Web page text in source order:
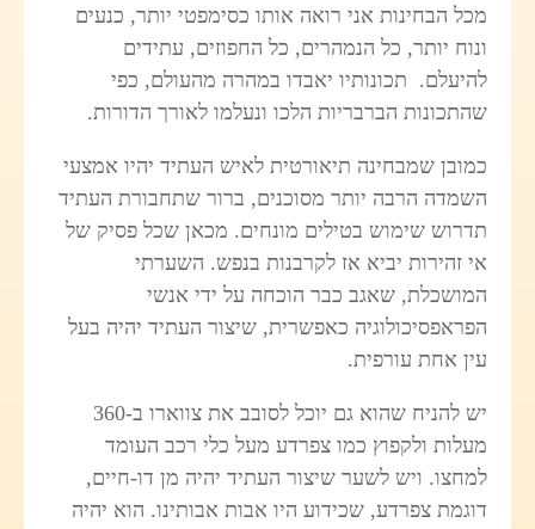
מכל הבחינות אני רואה אותו כסימפטי יותר, כנעים
ונוח יותר, כל הנמהרים, כל החפוזים, עתידים
להיעלם. תכונותיו יאבדו במהרה מהעולם, כפי
שהתכונות הברבריות הלכו ונעלמו לאורך הדורות.
כמובן שמבחינה תיאורטית לאיש העתיד יהיו אמצעי
השמדה הרבה יותר מסוכנים, ברור שתחבורת העתיד
תדרוש שימוש בטילים מונחים. מכאן שכל פסיק של
אי זהירות יביא אז לקרבנות בנפש. השערתי
המושכלת, שאגב כבר הוכחה על ידי אנשי
הפראפסיכולוגיה כאפשרית, שיצור העתיד יהיה בעל
עין אחת עורפית.
יש להניח שהוא גם יוכל לסובב את צווארו ב-360
מעלות ולקפוץ כמו צפרדע מעל כלי רכב העומד
למחצו. ויש לשער שיצור העתיד יהיה מן דו-חיים,
דוגמת צפרדע, שכידוע היו אבות אבותינו. הוא יהיה